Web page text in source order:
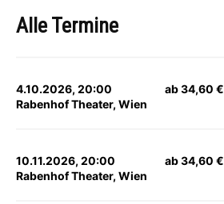
Alle Termine
4.10.2026, 20:00
Rabenhof Theater, Wien
ab 34,60 €
10.11.2026, 20:00
Rabenhof Theater, Wien
ab 34,60 €